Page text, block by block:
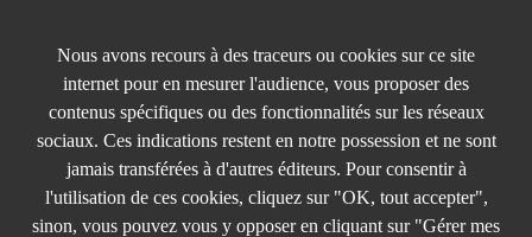
Nous avons recours à des traceurs ou cookies sur ce site
internet pour en mesurer l'audience, vous proposer des
contenus spécifiques ou des fonctionnalités sur les réseaux
sociaux. Ces indications restent en notre possession et ne sont
jamais transférées à d'autres éditeurs. Pour consentir à
l'utilisation de ces cookies, cliquez sur "OK, tout accepter",
sinon, vous pouvez vous y opposer en cliquant sur "Gérer mes